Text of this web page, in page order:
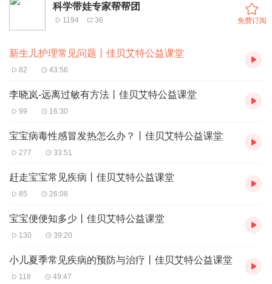
绿便、黑便、尿液颜色不同到底是什么原因，需不需要看医
生？
加倍爱ta，加倍学习！
科学带娃专家帮帮团
1194 36 免费订阅
新生儿护理常见问题丨佳贝艾特公益课堂
82 43:56
李晓岚-远离过敏有方法丨佳贝艾特公益课堂
99 16:30
宝宝病毒性感冒发热怎么办？丨佳贝艾特公益课堂
277 33:51
赶走宝宝常见疾病丨佳贝艾特公益课堂
85 26:08
宝宝便便知多少丨佳贝艾特公益课堂
130 39:20
小儿夏季常见疾病的预防与治疗丨佳贝艾特公益课堂
118 49:47